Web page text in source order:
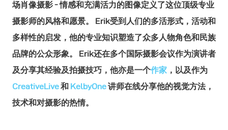
场肖像摄影 - 情感和充满活力的图像定义了这位顶级专业
摄影师的风格和愿景。 Erik受到人们的多活形式，活动和
多样性的启发，他的专业知识塑造了众多人物角色和民族
品牌的公众形象。 Erik还在多个国际摄影会议作为演讲者
及分享其经验及拍摄技巧，他亦是一个作家 ，以及作为
CreativeLive和 KelbyOne讲师在线分享他的视觉方法，
技术和对摄影的热情。